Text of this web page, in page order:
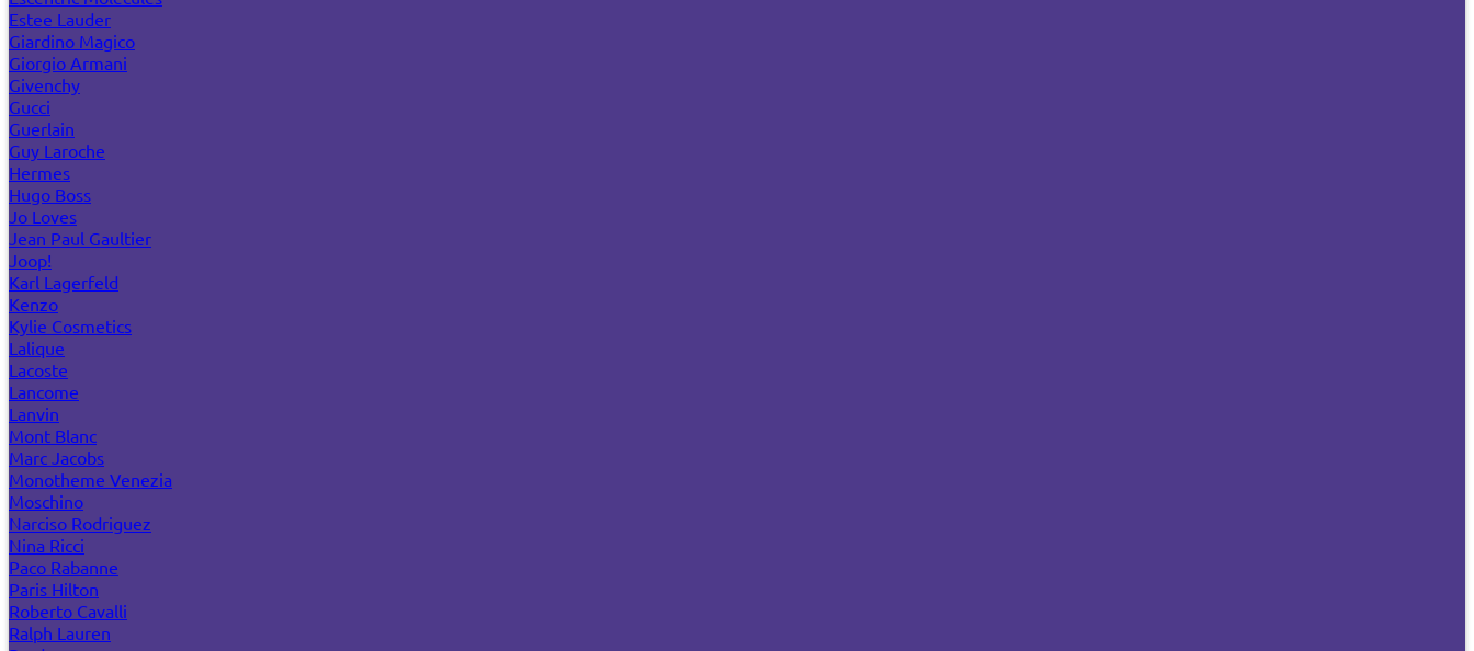
Estee Lauder
Giardino Magico
Giorgio Armani
Givenchy
Gucci
Guerlain
Guy Laroche
Hermes
Hugo Boss
Jo Loves
Jean Paul Gaultier
Joop!
Karl Lagerfeld
Kenzo
Kylie Cosmetics
Lalique
Lacoste
Lancome
Lanvin
Mont Blanc
Marc Jacobs
Monotheme Venezia
Moschino
Narciso Rodriguez
Nina Ricci
Paco Rabanne
Paris Hilton
Roberto Cavalli
Ralph Lauren